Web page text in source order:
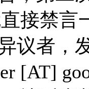
接禁言
议者，
[AT]